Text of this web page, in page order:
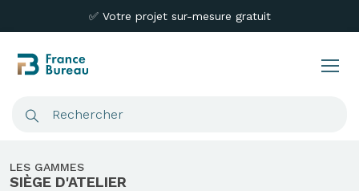
✅ Votre projet sur-mesure gratuit
LES GAMMES
SIÈGE D'ATELIER